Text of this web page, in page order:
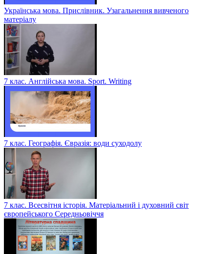
Українська мова. Прислівник. Узагальнення вивченого
матеріалу
7 клас. Англійська мова. Sport. Writing
7 клас. Географія. Євразія: води суходолу
7 клас. Всесвітня історія. Матеріальний і духовний світ
європейського Середньовіччя